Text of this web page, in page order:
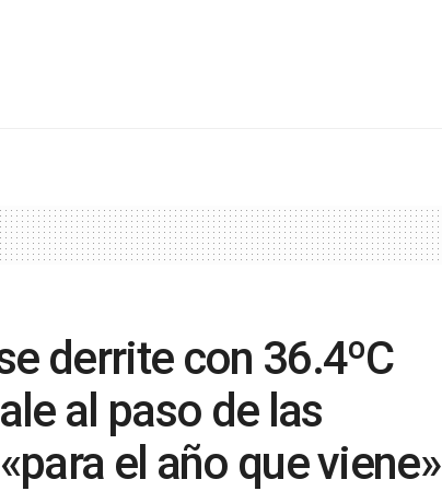
derrite con 36.4ºC
al paso de las
el año que viene»